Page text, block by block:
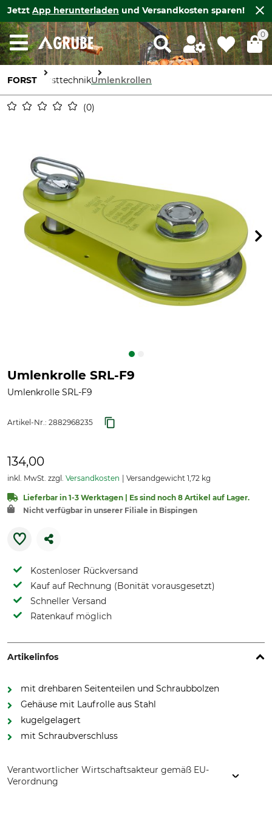
Jetzt App herunterladen und Versandkosten sparen!
0
FORST ForsttechnikUmlenkrollen
0
Umlenkrolle SRL-F9
Umlenkrolle SRL-F9
Artikel-Nr.: 2882968235
134,00
inkl. MwSt. zzgl. Versandkosten Versandgewicht 1,72 kg
Lieferbar in 1-3 Werktagen | Es sind noch 8 Artikel auf Lager.
Nicht verfügbar in unserer Filiale in Bispingen
Kostenloser Rückversand
Kauf auf Rechnung (Bonität vorausgesetzt)
Schneller Versand
Ratenkauf möglich
Artikelinfos
mit drehbaren Seitenteilen und Schraubbolzen
Gehäuse mit Laufrolle aus Stahl
kugelgelagert
mit Schraubverschluss
Verantwortlicher Wirtschaftsakteur gemäß EU-
Verordnung